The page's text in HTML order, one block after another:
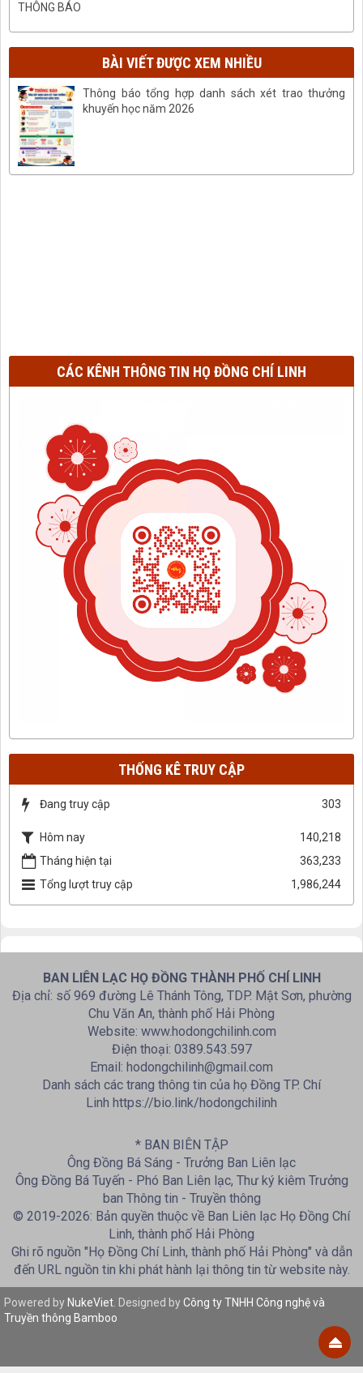
THÔNG BÁO
BÀI VIẾT ĐƯỢC XEM NHIỀU
Thông báo tổng hợp danh sách xét trao thưởng
khuyến học năm 2026
CÁC KÊNH THÔNG TIN HỌ ĐỒNG CHÍ LINH
THỐNG KÊ TRUY CẬP
Đang truy cập 303
Hôm nay
140,218
Tháng hiện tại
363,233
Tổng lượt truy cập
1,986,244
BAN LIÊN LẠC HỌ ĐỒNG THÀNH PHỐ CHÍ LINH
Địa chỉ: số 969 đường Lê Thánh Tông, TDP. Mật Sơn, phường
Chu Văn An, thành phố Hải Phòng
Website: www.hodongchilinh.com
Điện thoại: 0389.543.597
Email: hodongchilinh@gmail.com
Danh sách các trang thông tin của họ Đồng TP. Chí
Linh https://bio.link/hodongchilinh
* BAN BIÊN TẬP
Ông Đồng Bá Sáng - Trưởng Ban Liên lạc
Ông Đồng Bá Tuyến - Phó Ban Liên lạc, Thư ký kiêm Trưởng
ban Thông tin - Truyền thông
© 2019-2026: Bản quyền thuộc về Ban Liên lạc Họ Đồng Chí
Linh, thành phố Hải Phòng
Ghi rõ nguồn "Họ Đồng Chí Linh, thành phố Hải Phòng" và dẫn
đến URL nguồn tin khi phát hành lại thông tin từ website này.
Powered byNukeViet . Designed byCông ty TNHH Công nghệ và
Truyền thông Bamboo